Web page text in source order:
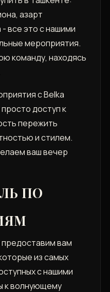
азарт
все это с нашими
мероприятия.
команду, находясь
с Belka
доступ к
пережить
и стилем.
ваш вечер
ПО
вам
из самых
с нашими
к волнующему